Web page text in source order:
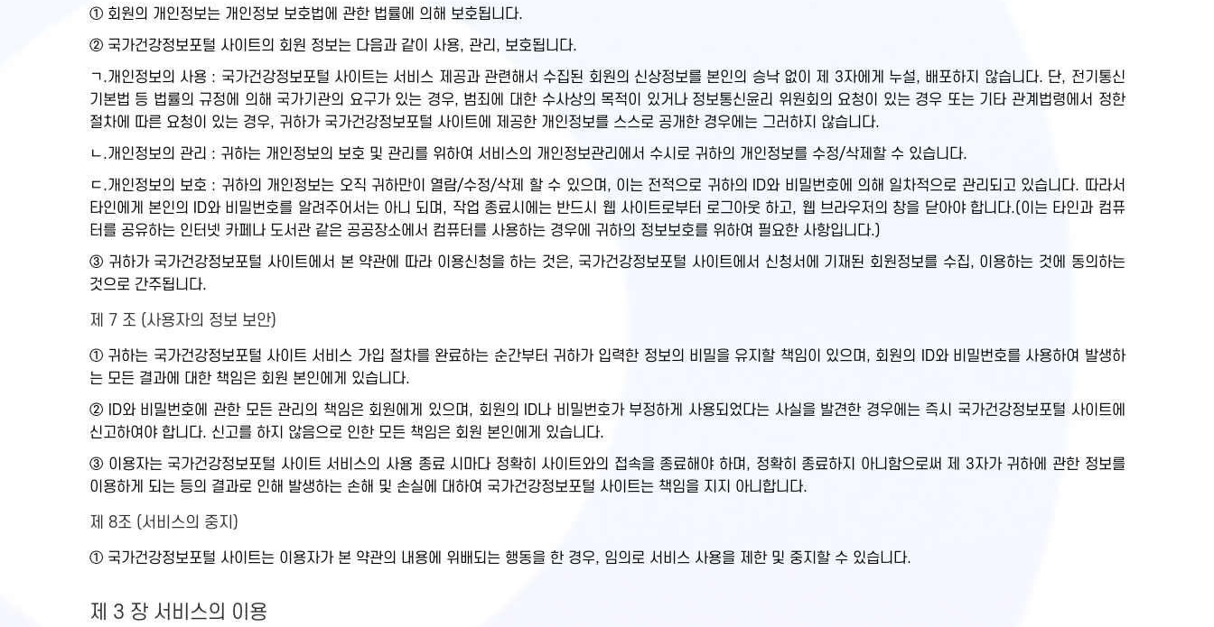
① 회원의 개인정보는 개인정보 보호법에 관한 법률에 의해 보호됩니다.
② 국가건강정보포털 사이트의 회원 정보는 다음과 같이 사용, 관리, 보호됩니다.
ㄱ.개인정보의 사용 : 국가건강정보포털 사이트는 서비스 제공과 관련해서 수집된 회원의 신상정보를 본인의 승낙 없이 제 3자에게 누설, 배포하지 않습니다. 단, 전기통신
기본법 등 법률의 규정에 의해 국가기관의 요구가 있는 경우, 범죄에 대한 수사상의 목적이 있거나 정보통신윤리 위원회의 요청이 있는 경우 또는 기타 관계법령에서 정한
절차에 따른 요청이 있는 경우, 귀하가 국가건강정보포털 사이트에 제공한 개인정보를 스스로 공개한 경우에는 그러하지 않습니다.
ㄴ.개인정보의 관리 : 귀하는 개인정보의 보호 및 관리를 위하여 서비스의 개인정보관리에서 수시로 귀하의 개인정보를 수정/삭제할 수 있습니다.
ㄷ.개인정보의 보호 : 귀하의 개인정보는 오직 귀하만이 열람/수정/삭제 할 수 있으며, 이는 전적으로 귀하의 ID와 비밀번호에 의해 일차적으로 관리되고 있습니다. 따라서
타인에게 본인의 ID와 비밀번호를 알려주어서는 아니 되며, 작업 종료시에는 반드시 웹 사이트로부터 로그아웃 하고, 웹 브라우저의 창을 닫아야 합니다.(이는 타인과 컴퓨
터를 공유하는 인터넷 카페나 도서관 같은 공공장소에서 컴퓨터를 사용하는 경우에 귀하의 정보보호를 위하여 필요한 사항입니다.)
③ 귀하가 국가건강정보포털 사이트에서 본 약관에 따라 이용신청을 하는 것은, 국가건강정보포털 사이트에서 신청서에 기재된 회원정보를 수집, 이용하는 것에 동의하는
것으로 간주됩니다.
제 7 조 (사용자의 정보 보안)
① 귀하는 국가건강정보포털 사이트 서비스 가입 절차를 완료하는 순간부터 귀하가 입력한 정보의 비밀을 유지할 책임이 있으며, 회원의 ID와 비밀번호를 사용하여 발생하
는 모든 결과에 대한 책임은 회원 본인에게 있습니다.
② ID와 비밀번호에 관한 모든 관리의 책임은 회원에게 있으며, 회원의 ID나 비밀번호가 부정하게 사용되었다는 사실을 발견한 경우에는 즉시 국가건강정보포털 사이트에
신고하여야 합니다. 신고를 하지 않음으로 인한 모든 책임은 회원 본인에게 있습니다.
③ 이용자는 국가건강정보포털 사이트 서비스의 사용 종료 시마다 정확히 사이트와의 접속을 종료해야 하며, 정확히 종료하지 아니함으로써 제 3자가 귀하에 관한 정보를
이용하게 되는 등의 결과로 인해 발생하는 손해 및 손실에 대하여 국가건강정보포털 사이트는 책임을 지지 아니합니다.
제 8조 (서비스의 중지)
① 국가건강정보포털 사이트는 이용자가 본 약관의 내용에 위배되는 행동을 한 경우, 임의로 서비스 사용을 제한 및 중지할 수 있습니다.
제 3 장 서비스의 이용